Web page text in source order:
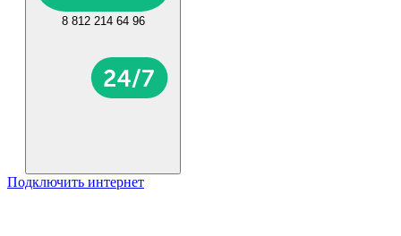
8 812 214 64 96
Подключить интернет